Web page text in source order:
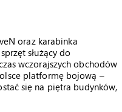
oraz karabinka
służący do
wczorajszych obchodów
platformę bojową –
się na piętra budynków,